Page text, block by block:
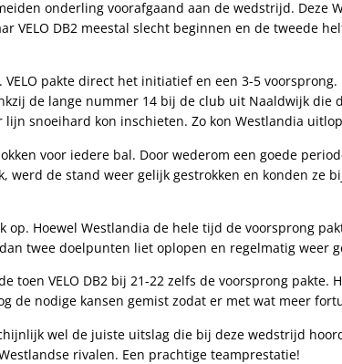
onderling voorafgaand aan de wedstrijd. Deze
VELO DB2 meestal slecht beginnen en de tweede
pakte direct het initiatief en een 3-5
de lange nummer 14 bij de club uit Naaldwijk die
snoeihard kon inschieten. Zo kon Westlandia
voor iedere bal. Door wederom een goede
werd de stand weer gelijk gestrokken en konden ze
op. Hoewel Westlandia de hele tijd de voorsprong
twee doelpunten liet oplopen en regelmatig weer
toen VELO DB2 bij 21-22 zelfs de voorsprong
de nodige kansen gemist zodat er met wat meer
wel de juiste uitslag die bij deze wedstrijd
rivalen. Een prachtige teamprestatie!